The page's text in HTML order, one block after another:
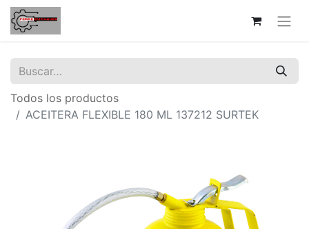
Todos los productos
ACEITERA FLEXIBLE 180 ML 137212 SURTEK